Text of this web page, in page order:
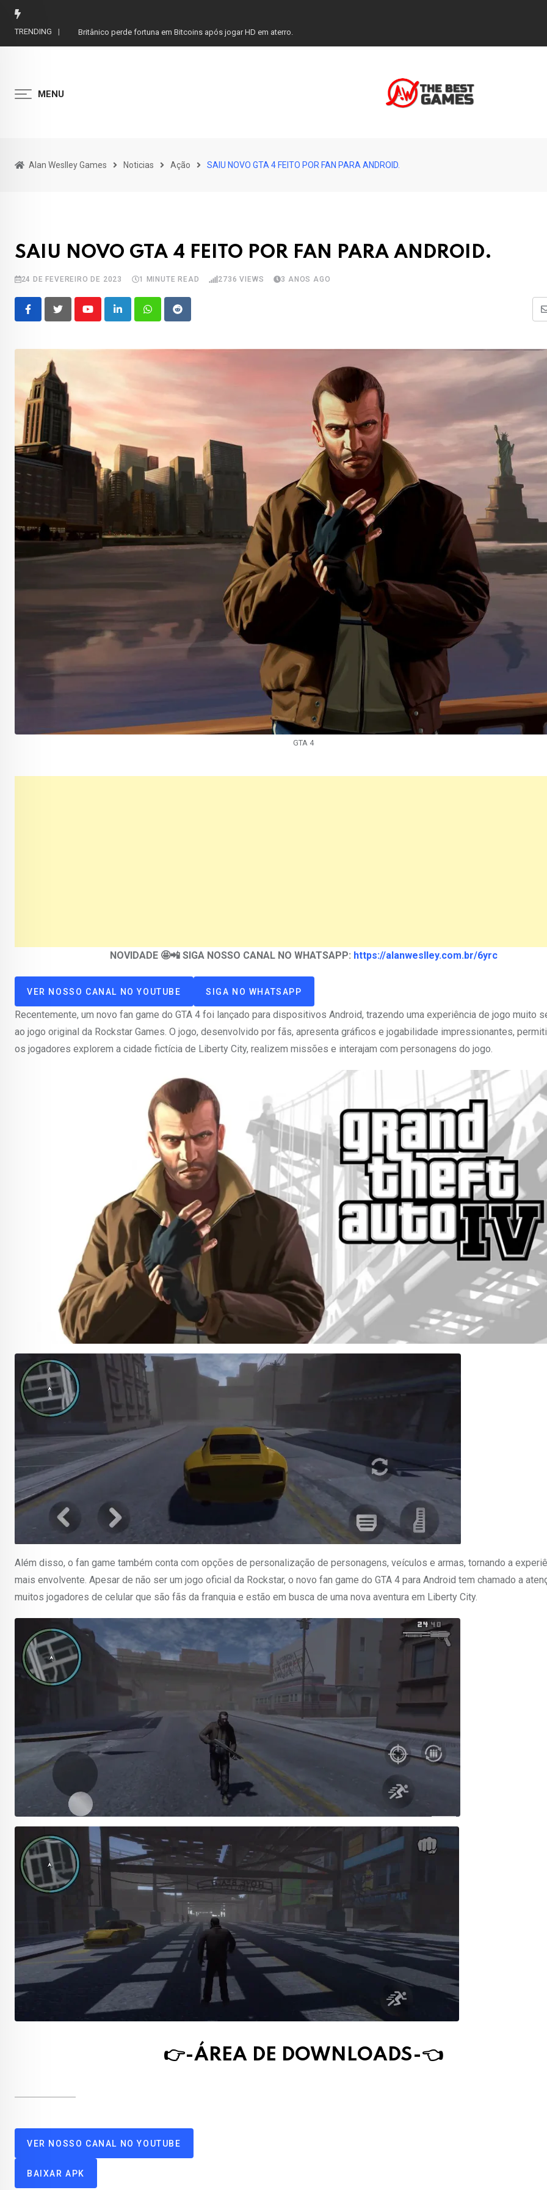
Skip
TRENDING Britânico perde fortuna em Bitcoins após jogar HD em aterro.
MENU
Alan Weslley Games Noticias Ação SAIU NOVO GTA 4 FEITO POR FAN PARA ANDROID.
SAIU NOVO GTA 4 FEITO POR FAN PARA ANDROID.
24 DE FEVEREIRO DE 2023 1 MINUTE READ 2736 VIEWS 3 ANOS AGO
YoutubeLinkedInWhatsappReddit
GTA 4
NOVIDADE 🤩📲 SIGA NOSSO CANAL NO WHATSAPP: https://alanweslley.com.br/6yrc
VER NOSSO CANAL NO YOUTUBE SIGA NO WHATSAPP
Recentemente, um novo fan game do GTA 4 foi lançado para dispositivos Android, trazendo uma experiência de jogo muito
ao jogo original da Rockstar Games. O jogo, desenvolvido por fãs, apresenta gráficos e jogabilidade impressionantes,
os jogadores explorem a cidade fictícia de Liberty City, realizem missões e interajam com personagens do jogo.
Além disso, o fan game também conta com opções de personalização de personagens, veículos e armas, tornando a
mais envolvente. Apesar de não ser um jogo oficial da Rockstar, o novo fan game do GTA 4 para Android tem chamado a
muitos jogadores de celular que são fãs da franquia e estão em busca de uma nova aventura em Liberty City.
👉-ÁREA DE DOWNLOADS-👈
VER NOSSO CANAL NO YOUTUBE
BAIXAR APK